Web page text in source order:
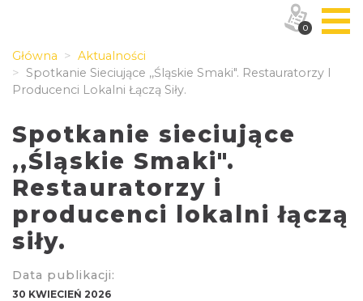
Główna
Aktualności
Spotkanie Sieciujące ,,Śląskie Smaki". Restauratorzy I
Producenci Lokalni Łączą Siły.
Spotkanie sieciujące
,,Śląskie Smaki".
Restauratorzy i
producenci lokalni łączą
siły.
Data publikacji:
30 KWIECIEŃ 2026
0